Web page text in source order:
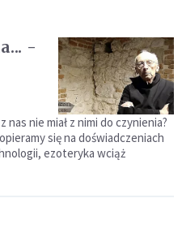
-
nie miał z nimi do czynienia?
się na doświadczeniach
ezoteryka wciąż